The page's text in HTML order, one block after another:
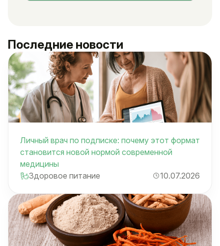
Последние новости
Личный врач по подписке: почему этот формат
становится новой нормой современной
медицины
Здоровое питание
10.07.2026